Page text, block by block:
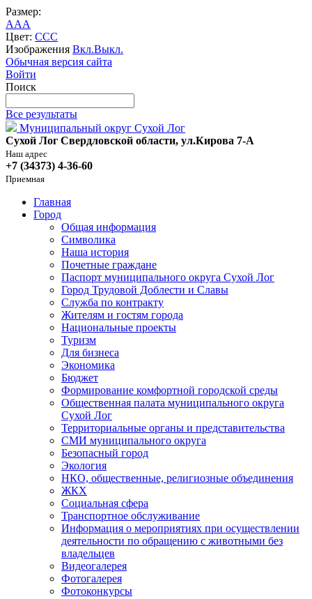
Размер:
AAA
Цвет: CCC
Изображения Вкл.Выкл.
Обычная версия сайта
Войти
Поиск
Все результаты
Муниципальный округ Сухой Лог
Сухой Лог Свердловской области, ул.Кирова 7-А
Наш адрес
+7 (34373) 4-36-60
Приемная
Главная
Город
Общая информация
Символика
Наша история
Почетные граждане
Паспорт муниципального округа Сухой Лог
Город Трудовой Доблести и Славы
Служба по контракту
Жителям и гостям города
Национальные проекты
Туризм
Для бизнеса
Экономика
Бюджет
Формирование комфортной городской среды
Общественная палата муниципального округа
Сухой Лог
Территориальные органы и представительства
СМИ муниципального округа
Безопасный город
Экология
НКО, общественные, религиозные объединения
ЖКХ
Социальная сфера
Транспортное обслуживание
Информация о мероприятиях при осуществлении
деятельности по обращению с животными без
владельцев
Видеогалерея
Фотогалерея
Фотоконкурсы